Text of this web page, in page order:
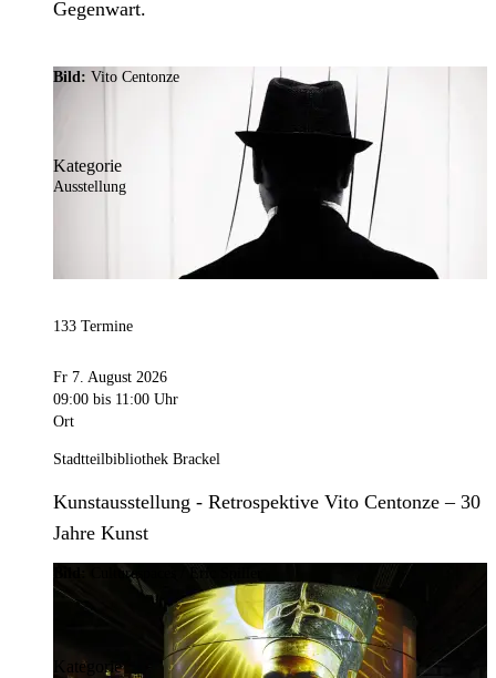
Gegenwart.
Bild: Vito Centonze
Kategorie
Ausstellung
133 Termine
Fr 7. August 2026
09:00 bis 11:00 Uhr
Ort
Stadtteilbibliothek Brackel
Kunstausstellung - Retrospektive Vito Centonze – 30
Jahre Kunst
Culturespaces / Eric Spiller
Kategorie